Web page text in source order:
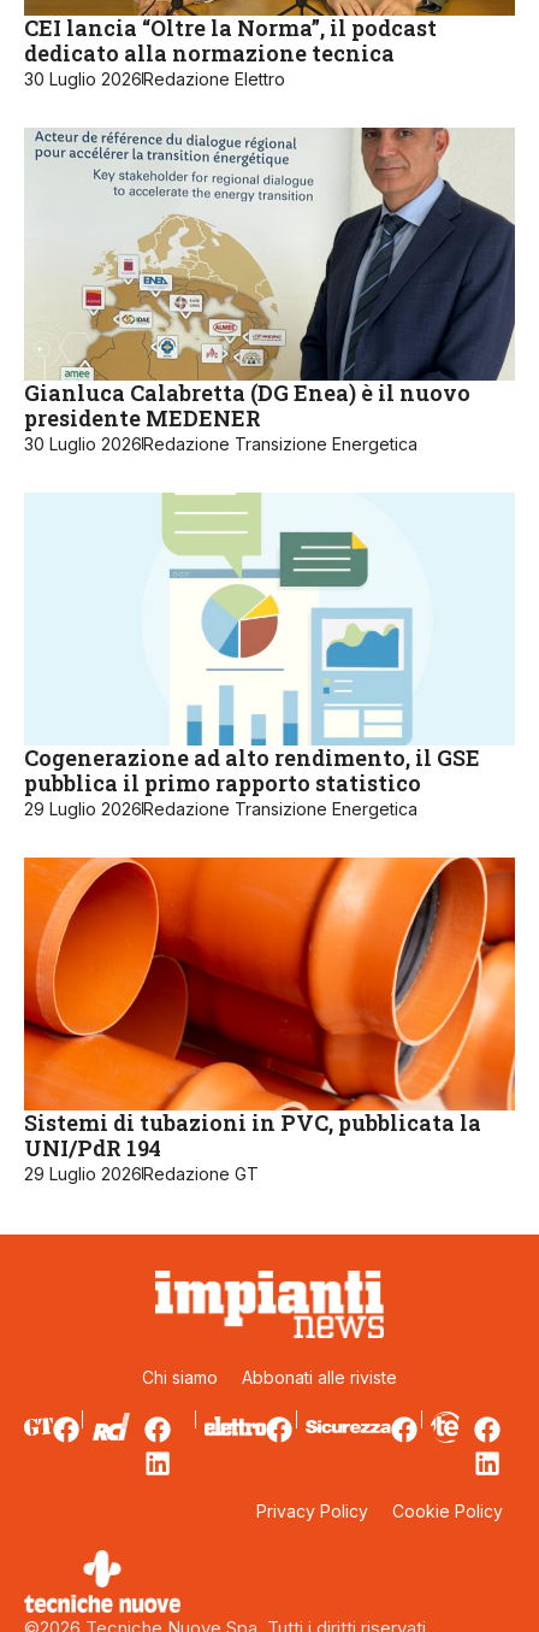
CEI lancia “Oltre la Norma”, il podcast
dedicato alla normazione tecnica
30 Luglio 2026Redazione Elettro
Gianluca Calabretta (DG Enea) è il nuovo
presidente MEDENER
30 Luglio 2026Redazione Transizione Energetica
Cogenerazione ad alto rendimento, il GSE
pubblica il primo rapporto statistico
29 Luglio 2026Redazione Transizione Energetica
Sistemi di tubazioni in PVC, pubblicata la
UNI/PdR 194
29 Luglio 2026Redazione GT
Chi siamo Abbonati alle riviste
Privacy Policy Cookie Policy
©2026 Tecniche Nuove Spa. Tutti i diritti riservati.